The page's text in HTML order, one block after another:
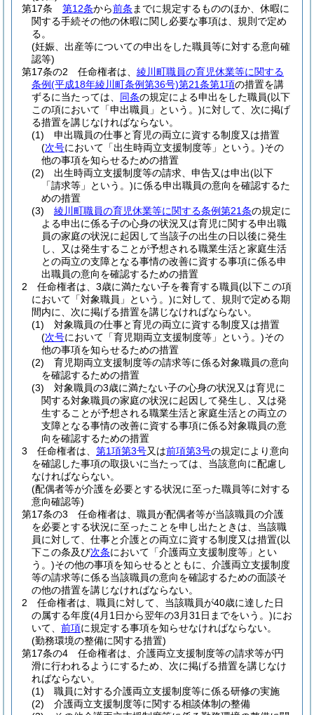
第17条
第12条から前条 までに規定するもののほか、休暇に
関する手続その他の休暇に関し必要な事項は、規則で定め
る。
(妊娠、出産等についての申出をした職員等に対する意向確
認等)
第17条の2
任命権者は、 綾川町職員の育児休業等に関する
条例(平成18年綾川町条例第36号)第21条第1項の措置を講
ずるに当たっては、 同条の規定による申出をした職員(以下
この項において「申出職員」という。)に対して、次に掲げ
る措置を講じなければならない。
(1)
申出職員の仕事と育児の両立に資する制度又は措置
(次号において「出生時両立支援制度等」という。)その
他の事項を知らせるための措置
(2)
出生時両立支援制度等の請求、申告又は申出(以下
「請求等」という。)に係る申出職員の意向を確認するた
めの措置
(3)
綾川町職員の育児休業等に関する条例第21条の規定に
よる申出に係る子の心身の状況又は育児に関する申出職
員の家庭の状況に起因して当該子の出生の日以後に発生
し、又は発生することが予想される職業生活と家庭生活
との両立の支障となる事情の改善に資する事項に係る申
出職員の意向を確認するための措置
2
任命権者は、3歳に満たない子を養育する職員(以下この項
において「対象職員」という。)に対して、規則で定める期
間内に、次に掲げる措置を講じなければならない。
(1)
対象職員の仕事と育児の両立に資する制度又は措置
(次号において「育児期両立支援制度等」という。)その
他の事項を知らせるための措置
(2)
育児期両立支援制度等の請求等に係る対象職員の意向
を確認するための措置
(3)
対象職員の3歳に満たない子の心身の状況又は育児に
関する対象職員の家庭の状況に起因して発生し、又は発
生することが予想される職業生活と家庭生活との両立の
支障となる事情の改善に資する事項に係る対象職員の意
向を確認するための措置
3
任命権者は、 第1項第3号又は前項第3号の規定により意向
を確認した事項の取扱いに当たっては、当該意向に配慮し
なければならない。
(配偶者等が介護を必要とする状況に至った職員等に対する
意向確認等)
第17条の3
任命権者は、職員が配偶者等が当該職員の介護
を必要とする状況に至ったことを申し出たときは、当該職
員に対して、仕事と介護との両立に資する制度又は措置(以
下この条及び次条において「介護両立支援制度等」とい
う。)その他の事項を知らせるとともに、介護両立支援制度
等の請求等に係る当該職員の意向を確認するための面談そ
の他の措置を講じなければならない。
2
任命権者は、職員に対して、当該職員が40歳に達した日
の属する年度(4月1日から翌年の3月31日までをいう。)にお
いて、 前項に規定する事項を知らせなければならない。
(勤務環境の整備に関する措置)
第17条の4
任命権者は、介護両立支援制度等の請求等が円
滑に行われるようにするため、次に掲げる措置を講じなけ
ればならない。
(1)
職員に対する介護両立支援制度等に係る研修の実施
(2)
介護両立支援制度等に関する相談体制の整備